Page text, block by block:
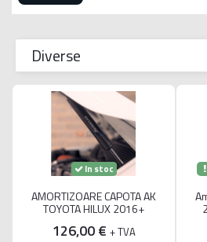
Diverse
In stoc
AMORTIZOARE CAPOTA AK
TOYOTA HILUX 2016+
126,00 € + TVA